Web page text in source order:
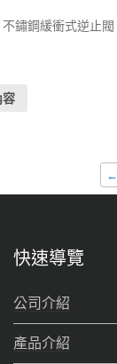
鏽鋼緩衝式逆止閥
容
←
快速導覽
公司介紹
產品介紹